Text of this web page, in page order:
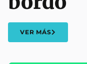
VER MÁS